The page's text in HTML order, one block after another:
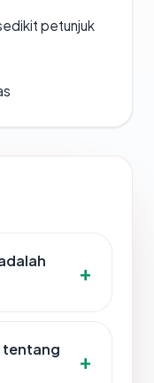
petunjuk
tentang